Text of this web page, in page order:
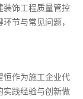
装饰工程质量管控
节与常见问题，
恒作为施工企业代
实践经验与创新做